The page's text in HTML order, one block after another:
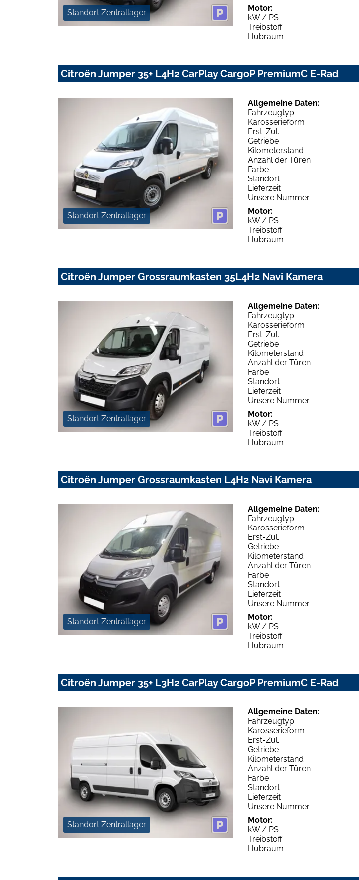
Standort Zentrallager
Motor:
kW / PS
Treibstoff
Hubraum
Citroën Jumper 35+ L4H2 CarPlay CargoP PremiumC E-Rad
Standort Zentrallager
Allgemeine Daten:
Fahrzeugtyp
Karosserieform
Erst-Zul.
Getriebe
Kilometerstand
Anzahl der Türen
Farbe
Standort
Lieferzeit
Unsere Nummer
Motor:
kW / PS
Treibstoff
Hubraum
Citroën Jumper Grossraumkasten 35L4H2 Navi Kamera
Standort Zentrallager
Allgemeine Daten:
Fahrzeugtyp
Karosserieform
Erst-Zul.
Getriebe
Kilometerstand
Anzahl der Türen
Farbe
Standort
Lieferzeit
Unsere Nummer
Motor:
kW / PS
Treibstoff
Hubraum
Citroën Jumper Grossraumkasten L4H2 Navi Kamera
Standort Zentrallager
Allgemeine Daten:
Fahrzeugtyp
Karosserieform
Erst-Zul.
Getriebe
Kilometerstand
Anzahl der Türen
Farbe
Standort
Lieferzeit
Unsere Nummer
Motor:
kW / PS
Treibstoff
Hubraum
Citroën Jumper 35+ L3H2 CarPlay CargoP PremiumC E-Rad
Standort Zentrallager
Allgemeine Daten:
Fahrzeugtyp
Karosserieform
Erst-Zul.
Getriebe
Kilometerstand
Anzahl der Türen
Farbe
Standort
Lieferzeit
Unsere Nummer
Motor:
kW / PS
Treibstoff
Hubraum